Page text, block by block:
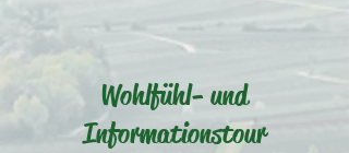
Wohlfühl- und
Informationstour